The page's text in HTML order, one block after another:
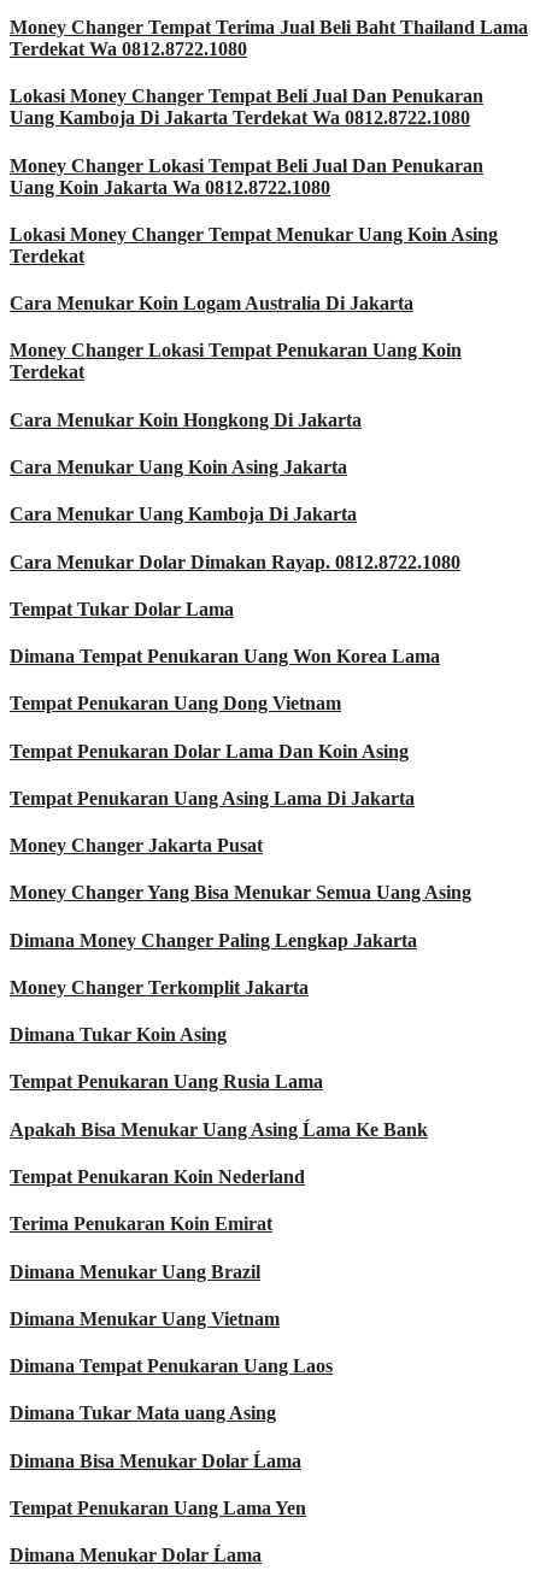
Money Changer Tempat Terima Jual Beli Baht Thailand Lama
Terdekat Wa 0812.8722.1080
Lokasi Money Changer Tempat Beli Jual Dan Penukaran
Uang Kamboja Di Jakarta Terdekat Wa 0812.8722.1080
Money Changer Lokasi Tempat Beli Jual Dan Penukaran
Uang Koin Jakarta Wa 0812.8722.1080
Lokasi Money Changer Tempat Menukar Uang Koin Asing
Terdekat
Cara Menukar Koin Logam Australia Di Jakarta
Money Changer Lokasi Tempat Penukaran Uang Koin
Terdekat
Cara Menukar Koin Hongkong Di Jakarta
Cara Menukar Uang Koin Asing Jakarta
Cara Menukar Uang Kamboja Di Jakarta
Cara Menukar Dolar Dimakan Rayap. 0812.8722.1080
Tempat Tukar Dolar Lama
Dimana Tempat Penukaran Uang Won Korea Lama
Tempat Penukaran Uang Dong Vietnam
Tempat Penukaran Dolar Lama Dan Koin Asing
Tempat Penukaran Uang Asing Lama Di Jakarta
Money Changer Jakarta Pusat
Money Changer Yang Bisa Menukar Semua Uang Asing
Dimana Money Changer Paling Lengkap Jakarta
Money Changer Terkomplit Jakarta
Dimana Tukar Koin Asing
Tempat Penukaran Uang Rusia Lama
Apakah Bisa Menukar Uang Asing Ĺama Ke Bank
Tempat Penukaran Koin Nederland
Terima Penukaran Koin Emirat
Dimana Menukar Uang Brazil
Dimana Menukar Uang Vietnam
Dimana Tempat Penukaran Uang Laos
Dimana Tukar Mata uang Asing
Dimana Bisa Menukar Dolar Ĺama
Tempat Penukaran Uang Lama Yen
Dimana Menukar Dolar Ĺama